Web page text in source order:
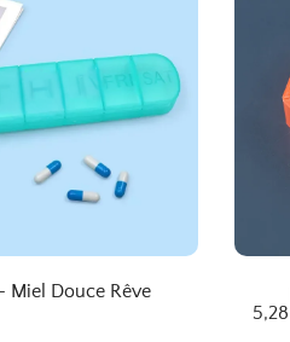
Miel Douce Rêve
5,28